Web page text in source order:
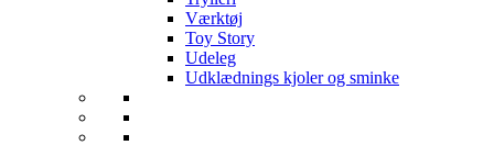
Værktøj
Toy Story
Udeleg
Udklædnings kjoler og sminke